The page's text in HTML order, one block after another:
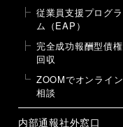
従業員支援プログラ
ム（EAP）
完全成功報酬型債権
回収
ZOOMでオンライン
相談
内部通報社外窓口